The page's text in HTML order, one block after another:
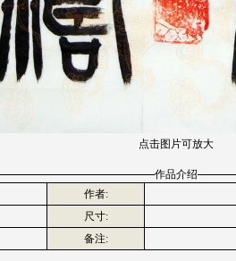
点击图片可放大
作品介绍
作者:
尺寸:
备注: